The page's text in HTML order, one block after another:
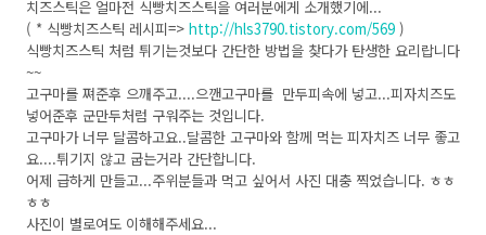
치즈스틱은 얼마전 식빵치즈스틱을 여러분에게 소개했기에...
( * 식빵치즈스틱 레시피=> http://hls3790.tistory.com/569 )
식빵치즈스틱 처럼 튀기는것보다 간단한 방법을 찾다가 탄생한 요리랍니다
~~
고구마를 쪄준후 으깨주고....으깬고구마를 만두피속에 넣고...피자치즈도
넣어준후 군만두처럼 구워주는 것입니다.
고구마가 너무 달콤하고요..달콤한 고구마와 함께 먹는 피자치즈 너무 좋고
요....튀기지 않고 굽는거라 간단합니다.
어제 급하게 만들고...주위분들과 먹고 싶어서 사진 대충 찍었습니다. ㅎㅎ
ㅎㅎ
사진이 별로여도 이해해주세요...